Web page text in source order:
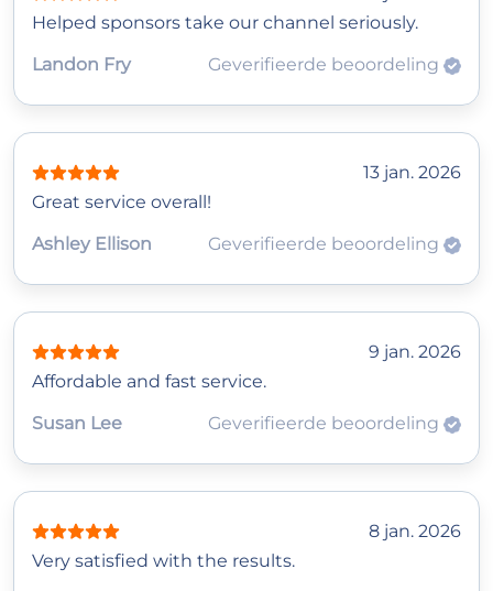
Helped sponsors take our channel seriously.
Landon Fry
Geverifieerde beoordeling
13 jan. 2026
Great service overall!
Ashley Ellison
Geverifieerde beoordeling
9 jan. 2026
Affordable and fast service.
Susan Lee
Geverifieerde beoordeling
8 jan. 2026
Very satisfied with the results.